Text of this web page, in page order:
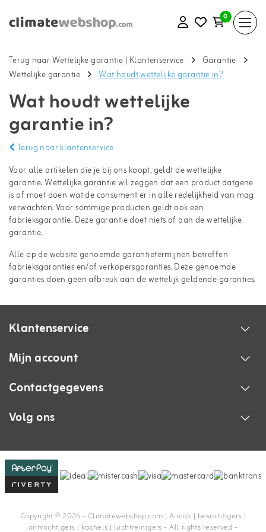
0
Terug naar Wettelijke garantie | Klantenservice
Garantie
Wettelijke garantie
Wat houdt wettelijke garantie in?
Wat houdt wettelijke
garantie in?
Terug naar klantenservice
Voor alle artikelen die je bij ons koopt, geldt de wettelijke
garantie. Wettelijke garantie wil zeggen dat een product datgene
is of moet doen wat de consument er in alle redelijkheid van mag
verwachten. Voor sommige producten geldt ook een
fabrieksgarantie. Deze garantie doet niets af aan de wettelijke
garantie.
Alle op de website genoemde garantietermijnen betreffen
fabrieksgaranties en/of verkopersgaranties. Deze genoemde
garanties doen geen afbreuk aan de wettelijk geldende garanties.
Klantenservice
Mijn account
Contactgegevens
Volg ons
Copyright © 2026 - Climatewebshop.com | Airco's | bevochtigers |
ontvochtigers | kachels | luchtreinigers - All rights reserved -